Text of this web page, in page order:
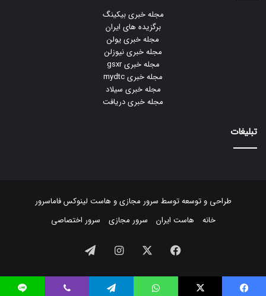
مجله خبری بیکینگ
برگزیده های ایران
مجله خبری یولن
مجله خبری نیوزلن
مجله خبری gsxr
مجله خبری mydtc
مجله خبری سیلاد
مجله خبری دریافت
تبلیغات
طراحی و توسعه توسط سرور مجازیو هاست لینوکسفاماسرور
خانه
هاست ایران سرور مجازی سرور اختصاصی
فیسبوک ایکس اینستاگرام